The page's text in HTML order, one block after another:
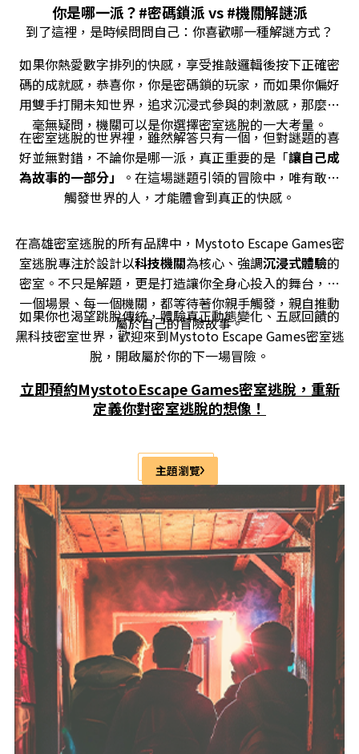
你是哪一派？#密碼鎖派 vs #機關解謎派
到了這裡，是時候問問自己：你喜歡哪一種解謎方式？
如果你熱愛數字排列的快感，享受推敲邏輯後按下正確密
碼的成就感，恭喜你，你是密碼鎖的玩家，而如果你偏好
用雙手打開未知世界，追求沉浸式參與的刺激感，那麼，
毫無疑問，機關可以是你選擇密室逃脫的一大考量。
在密室逃脫的世界裡，雖然解答只有一個，但對謎題的喜
好並無對錯，不論你是哪一派，真正重要的是「讓自己成
為故事的一部分」
。在這場謎題引領的冒險中，唯有敢於
觸發世界的人，才能體會到真正的快感。
在高雄密室逃脫的所有品牌中，Mystoto Escape Games密
室逃脫專注於設計以科技機關為核心、強調沉浸式體驗的
密室。不只是解題，更是打造讓你全身心投入的舞台，每
一個場景、每一個機關，都等待著你親手觸發，親自推動
屬於自己的冒險故事。
如果你也渴望跳脫傳統，體驗真正動態變化、五感回饋的
黑科技密室世界，歡迎來到Mystoto Escape Games密室逃
脫，開啟屬於你的下一場冒險。
立即預約MystotoEscape Games密室逃脫，重新
定義你對密室逃脫的想像！
主題瀏覽